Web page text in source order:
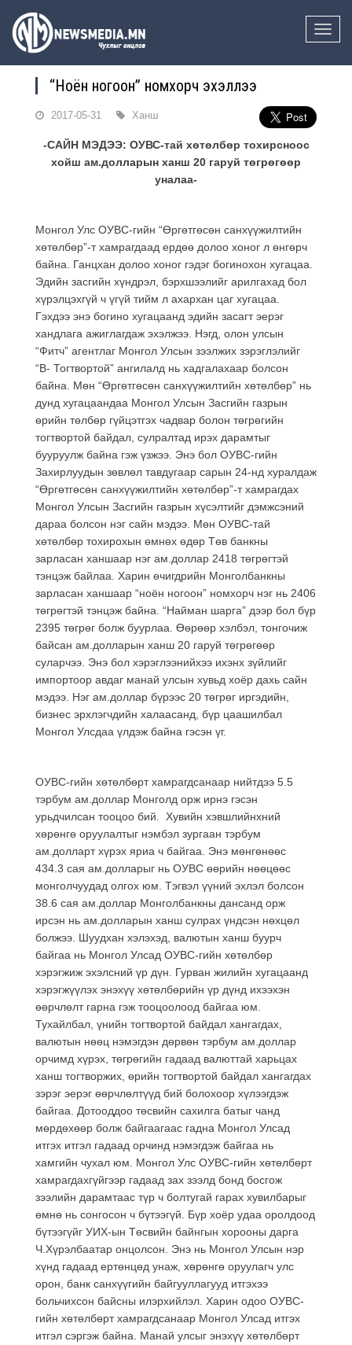
Toggle
“Ноён ногоон” номхорч эхэллээ
2017-05-31 Ханш
-САЙН МЭДЭЭ: ОУВС-тай хөтөлбөр тохирсноос
хойш ам.долларын ханш 20 гаруй төгрөгөөр
уналаа-
Монгол Улс ОУВС-гийн “Өргөтгөсөн санхүүжилтийн
хөтөлбөр”-т хамрагдаад ердөө долоо хоног л өнгөрч
байна. Ганцхан долоо хоног гэдэг богинохон хугацаа.
Эдийн засгийн хүндрэл, бэрхшээлийг арилгахад бол
хүрэлцэхгүй ч үгүй тийм л ахархан цаг хугацаа.
Гэхдээ энэ богино хугацаанд эдийн засагт эерэг
хандлага ажиглагдаж эхэлжээ. Нэгд, олон улсын
“Фитч” агентлаг Монгол Улсын зээлжих зэрэглэлийг
“В- Тогтвортой” ангилалд нь хадгалахаар болсон
байна. Мөн “Өргөтгөсөн санхүүжилтийн хөтөлбөр” нь
дунд хугацаандаа Монгол Улсын Засгийн газрын
өрийн төлбөр гүйцэтгэх чадвар болон төгрөгийн
тогтвортой байдал, сулралтад ирэх дарамтыг
бууруулж байна гэж үзжээ. Энэ бол ОУВС-гийн
Захирлуудын зөвлөл тавдугаар сарын 24-нд хуралдаж
“Өргөтгөсөн санхүүжилтийн хөтөлбөр”-т хамрагдах
Монгол Улсын Засгийн газрын хүсэлтийг дэмжсэний
дараа болсон нэг сайн мэдээ. Мөн ОУВС-тай
хөтөлбөр тохирохын өмнөх өдөр Төв банкны
зарласан ханшаар нэг ам.доллар 2418 төгрөгтэй
тэнцэж байлаа. Харин өчигдрийн Монголбанкны
зарласан ханшаар “ноён ногоон” номхорч нэг нь 2406
төгрөгтэй тэнцэж байна. “Найман шарга” дээр бол бүр
2395 төгрөг болж буурлаа. Өөрөөр хэлбэл, тонгочиж
байсан ам.долларын ханш 20 гаруй төгрөгөөр
суларчээ. Энэ бол хэрэглээнийхээ ихэнх зүйлийг
импортоор авдаг манай улсын хувьд хоёр дахь сайн
мэдээ. Нэг ам.доллар бүрээс 20 төгрөг иргэдийн,
бизнес эрхлэгчдийн халаасанд, бүр цаашилбал
Монгол Улсдаа үлдэж байна гэсэн үг.
ОУВС-гийн хөтөлбөрт хамрагдсанаар нийтдээ 5.5
тэрбум ам.доллар Монголд орж ирнэ гэсэн
урьдчилсан тооцоо бий. Хувийн хэвшлийнхний
хөрөнгө оруулалтыг нэмбэл зургаан тэрбум
ам.долларт хүрэх яриа ч байгаа. Энэ мөнгөнөөс
434.3 сая ам.долларыг нь ОУВС өөрийн нөөцөөс
монголчуудад олгох юм. Тэгвэл үүний эхлэл болсон
38.6 сая ам.доллар Монголбанкны дансанд орж
ирсэн нь ам.долларын ханш сулрах үндсэн нөхцөл
болжээ. Шуудхан хэлэхэд, валютын ханш буурч
байгаа нь Монгол Улсад ОУВС-гийн хөтөлбөр
хэрэгжиж эхэлсний үр дүн. Гурван жилийн хугацаанд
хэрэгжүүлэх энэхүү хөтөлбөрийн үр дүнд ихээхэн
өөрчлөлт гарна гэж тооцоолоод байгаа юм.
Тухайлбал, үнийн тогтвортой байдал хангагдах,
валютын нөөц нэмэгдэн дөрвөн тэрбум ам.доллар
орчимд хүрэх, төгрөгийн гадаад валюттай харьцах
ханш тогтворжих, өрийн тогтвортой байдал хангагдах
зэрэг эерэг өөрчлөлтүүд бий болохоор хүлээгдэж
байгаа. Дотооддоо төсвийн сахилга батыг чанд
мөрдөхөөр болж байгаагаас гадна Монгол Улсад
итгэх итгэл гадаад орчинд нэмэгдэж байгаа нь
хамгийн чухал юм. Монгол Улс ОУВС-гийн хөтөлбөрт
хамрагдахгүйгээр гадаад зах зээлд бонд босгож
зээлийн дарамтаас түр ч болтугай гарах хувилбарыг
өмнө нь сонгосон ч бүтээгүй. Бүр хоёр удаа оролдоод
бүтээгүйг УИХ-ын Төсвийн байнгын хорооны дарга
Ч.Хүрэлбаатар онцолсон. Энэ нь Монгол Улсын нэр
хүнд гадаад ертөнцөд унаж, хөрөнгө оруулагч улс
орон, банк санхүүгийн байгууллагууд итгэхээ
больчихсон байсны илэрхийлэл. Харин одоо ОУВС-
гийн хөтөлбөрт хамрагдсанаар Монгол Улсад итгэх
итгэл сэргэж байна. Манай улсыг энэхүү хөтөлбөрт